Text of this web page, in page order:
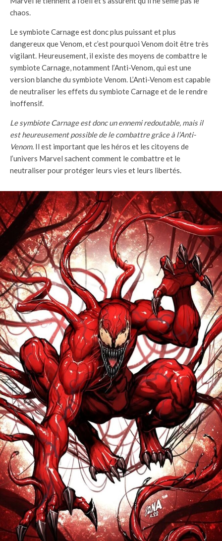
chaos.
Le symbiote Carnage est donc plus puissant et plus
dangereux que Venom, et c’est pourquoi Venom doit être très
vigilant. Heureusement, il existe des moyens de combattre le
symbiote Carnage, notamment l’Anti-Venom, qui est une
version blanche du symbiote Venom. L’Anti-Venom est capable
de neutraliser les effets du symbiote Carnage et de le rendre
inoffensif.
Le symbiote Carnage est donc un ennemi redoutable, mais il
est heureusement possible de le combattre grâce à l’Anti-
Venom. Il est important que les héros et les citoyens de
l’univers Marvel sachent comment le combattre et le
neutraliser pour protéger leurs vies et leurs libertés.